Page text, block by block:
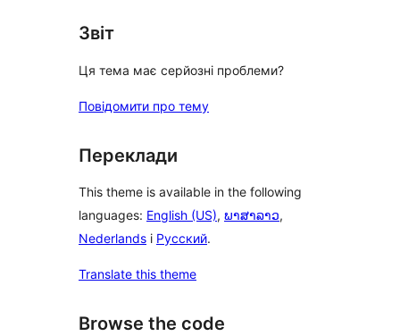
Звіт
Ця тема має серйозні проблеми?
Повідомити про тему
Переклади
This theme is available in the following
languages: English (US), ພາສາລາວ,
Nederlands і Русский.
Translate this theme
Browse the code